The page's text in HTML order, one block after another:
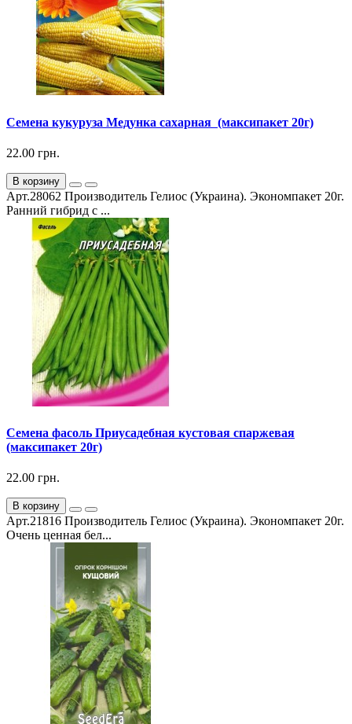
Семена кукуруза Медунка сахарная (максипакет 20г)
22.00 грн.
В корзину
Арт.28062 Производитель Гелиос (Украина). Экономпакет 20г.
Ранний гибрид с ...
Семена фасоль Приусадебная кустовая спаржевая
(максипакет 20г)
22.00 грн.
В корзину
Арт.21816 Производитель Гелиос (Украина). Экономпакет 20г.
Очень ценная бел...